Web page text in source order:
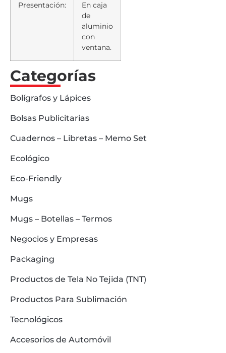
Presentación:
En caja
de
aluminio
con
ventana.
Categorías
Bolígrafos y Lápices
Bolsas Publicitarias
Cuadernos – Libretas – Memo Set
Ecológico
Eco-Friendly
Mugs
Mugs – Botellas – Termos
Negocios y Empresas
Packaging
Productos de Tela No Tejida (TNT)
Productos Para Sublimación
Tecnológicos
Accesorios de Automóvil